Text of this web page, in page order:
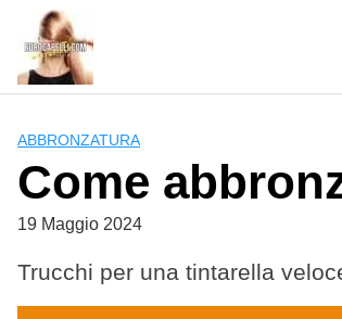
content
ABBRONZATURA
Come
19 Maggio 2024
Trucchi per una tintarella